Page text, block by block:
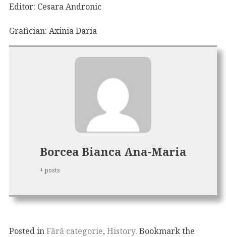
Editor: Cesara Andronic
Grafician: Axinia Daria
Borcea Bianca Ana-Maria
+ posts
Posted inFără categorie, History. Bookmark the